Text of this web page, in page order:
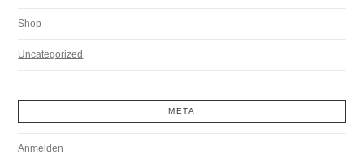
Shop
Uncategorized
META
Anmelden